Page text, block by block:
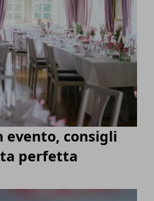
evento, consigli
perfetta